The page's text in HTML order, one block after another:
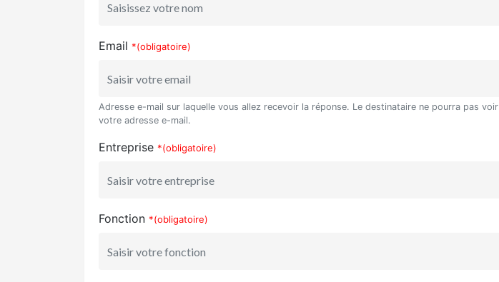
Email *(obligatoire)
Adresse e-mail sur laquelle vous allez recevoir la réponse. Le destinataire ne pourra pas voir
votre adresse e-mail.
Entreprise *(obligatoire)
Fonction *(obligatoire)